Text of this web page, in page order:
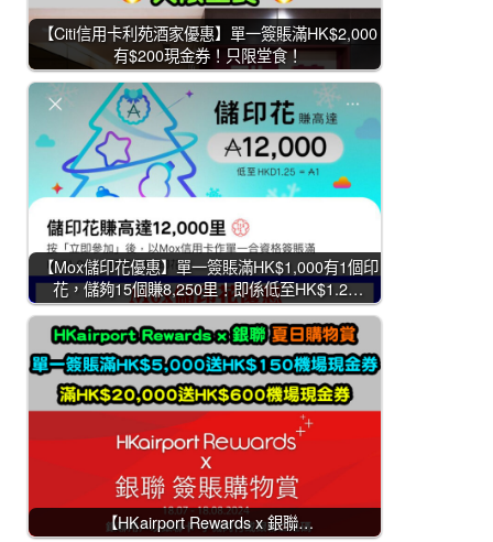
【Citi信用卡利苑酒家優惠】單一簽賬滿HK$2,000
有$200現金券！只限堂食！
【Mox儲印花優惠】單一簽賬滿HK$1,000有1個印
花，儲夠15個賺8,250里！即係低至HK$1.2…
【HKairport Rewards x 銀聯…